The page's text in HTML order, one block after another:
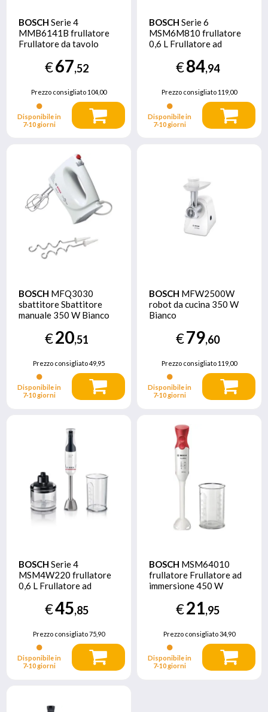
BOSCH Serie 4
MMB6141B frullatore
Frullatore da tavolo
€67,52
Prezzo consigliato104,00
Disponibile in
7‑10 giorni
BOSCH Serie 6
MSM6M810 frullatore
0,6 L Frullatore ad
Acciaio inossidabile
€84,94
Prezzo consigliato 119,00
Disponibile in
7‑10 giorni
BOSCH MFQ3030
sbattitore Sbattitore
manuale 350 W Bianco
€20,51
Prezzo consigliato49,95
Disponibile in
7‑10 giorni
BOSCH MFW2500W
robot da cucina 350 W
Bianco
€79,60
Prezzo consigliato 119,00
Disponibile in
7‑10 giorni
BOSCH Serie 4
MSM4W220 frullatore
0,6 L Frullatore ad
Bianco€45,85
Prezzo consigliato75,90
Disponibile in
7‑10 giorni
BOSCH MSM64010
frullatore Frullatore ad
immersione 450 W
€21,95
Prezzo consigliato34,90
Disponibile in
7‑10 giorni